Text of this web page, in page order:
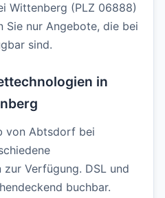
Wittenberg (PLZ 06888)
Sie nur Angebote, die bei
sind.
in
von Abtsdorf bei
Verfügung. DSL und
buchbar.